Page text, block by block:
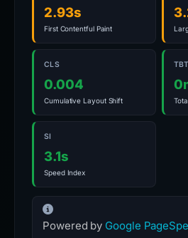
2.93s
First Contentful Paint
CLS
0.004
Cumulative Layout Shift
TBT
SI
3.1s
Speed Index
Powered by Google